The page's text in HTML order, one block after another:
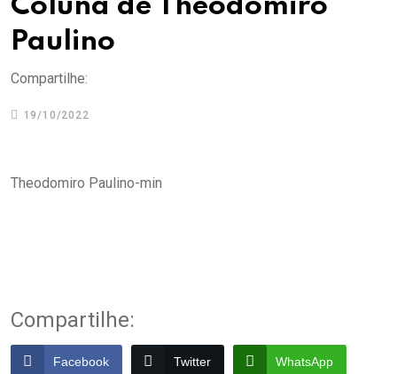
Coluna de Theodomiro
Paulino
Compartilhe:
19/10/2022
Theodomiro Paulino-min
Compartilhe:
Facebook Twitter WhatsApp